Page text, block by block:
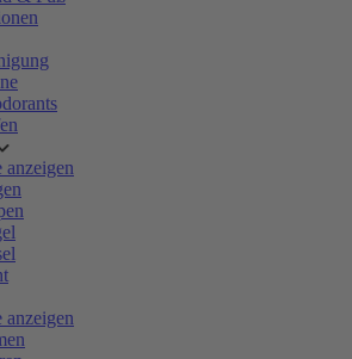
anzeigen
anzeigen